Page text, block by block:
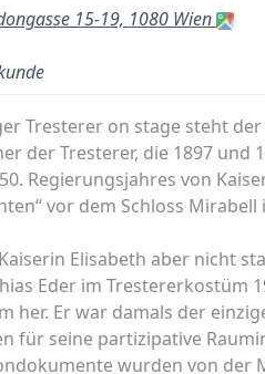
15-19, 1080 Wien
Tresterer on stage steht
der Tresterer, die 1897 und
Regierungsjahres von
vor dem Schloss
Elisabeth aber nicht
Eder im Trestererkostüm
her. Er war damals der
für seine partizipative
wurden von der